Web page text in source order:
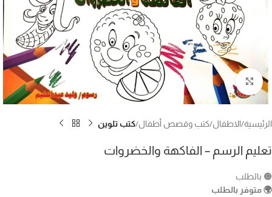
Click to enlarge
الرئيسية الاطفال كتب وقصص أطفال كتب تلوين
تعليم الرسم – الفاكهة والخضروات
🟠 بالطلب
🌍 متوفر بالطلب